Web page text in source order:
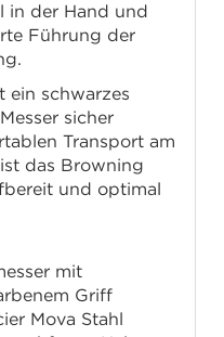
in der Hand und
Führung der
ein schwarzes
sicher
Transport am
das Browning
und optimal
mit
Griff
Mova Stahl